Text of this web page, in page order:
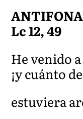
Lc 12, 49
He venido
¡y cuánto
estuviera